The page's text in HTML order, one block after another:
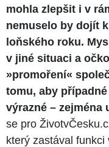
mohla zlepšit i v
nemuselo by dojít
loňského roku.
v jiné situaci a
»promoření«
tomu, aby
výrazné –
se pro
který zastával